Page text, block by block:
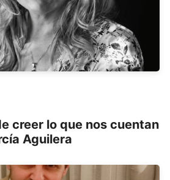
creer lo que nos cuentan
Aguilera